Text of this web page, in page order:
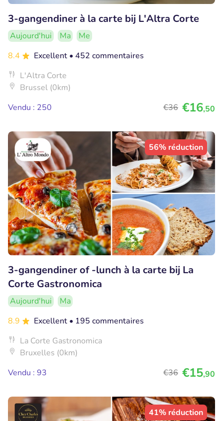
3-gangendiner à la carte bij L'Altra Corte
Aujourd'hui Ma
Me
8.4
Excellent • 452 commentaires
L'Altra Corte
Brussel (0km)
Vendu : 250
€36 €16,50
56% réduction
3-gangendiner of -lunch à la carte bij La
Corte Gastronomica
Aujourd'hui
Ma
8.9
Excellent • 195 commentaires
La Corte Gastronomica
Bruxelles (0km)
Vendu : 93
€36 €15,90
41% réduction